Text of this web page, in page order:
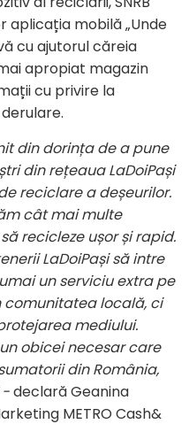
aplicația mobilă „Unde
cu ajutorul căreia
apropiat magazin
cu privire la
din dorința de a pune
din rețeaua LaDoiPași
reciclare a deșeurilor.
cât mai multe
recicleze ușor și rapid.
LaDoiPași să intre
un serviciu extra pe
comunitatea locală, ci
mediului.
obicei necesar care
din România,
-declară Geanina
METRO Cash&